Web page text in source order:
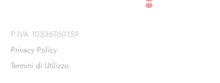
P.IVA 10536760159
Privacy Policy
Termini di Utilizzo